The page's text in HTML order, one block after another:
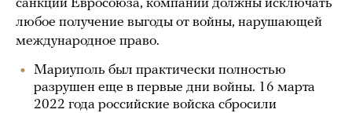
санкции Евросоюза, компании должны исключать
любое получение выгоды от войны, нарушающей
международное право.
Мариуполь был практически полностью
разрушен еще в первые дни войны. 16 марта
2022 года российские войска сбросили